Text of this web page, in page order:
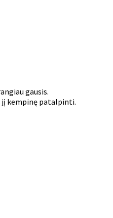
gausis.
jį kempinę patalpinti.